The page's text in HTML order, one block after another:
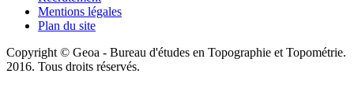
Mentions légales
Plan du site
Copyright © Geoa - Bureau d'études en Topographie et Topométrie.
2016. Tous droits réservés.